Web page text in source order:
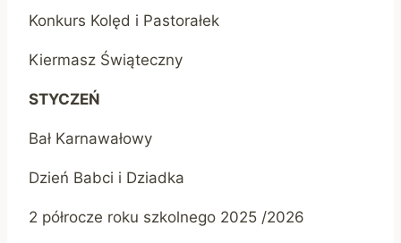
Konkurs Kolęd i Pastorałek
Kiermasz Świąteczny
STYCZEŃ
Bał Karnawałowy
Dzień Babci i Dziadka
2 półrocze roku szkolnego 2025 /2026